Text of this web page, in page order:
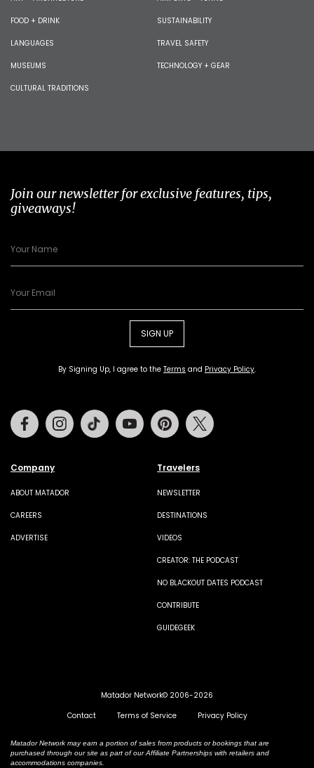
FOOD + DRINK
LANGUAGES
MUSEUMS
CULTURAL TRADITIONS
SUSTAINABILITY
TRAVEL SAFETY
TECHNOLOGY + GEAR
Join our newsletter for exclusive features, tips,
giveaways!
SIGN UP
By Signing Up, I agree to the Terms and Privacy Policy.
Company
ABOUT MATADOR
CAREERS
ADVERTISE
Travelers
NEWSLETTER
DESTINATIONS
VIDEOS
CREATOR: THE PODCAST
NO BLACKOUT DATES PODCAST
CONTRIBUTE
GUIDEGEEK
FacebookInstagramTiktok Youtube Pinterest
Matador Network© 2006-2026
Contact
Terms of Service Privacy Policy
Matador Network may earn a portion of sales from products or bookings that are
purchased through our site as part of our Affiliate Partnerships with retailers and
accommodations companies.